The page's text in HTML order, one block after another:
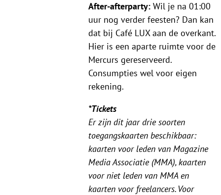
After-afterparty:Wil je na 01:00
uur nog verder feesten? Dan kan
dat bij Café LUX aan de overkant.
Hier is een aparte ruimte voor de
Mercurs gereserveerd.
Consumpties wel voor eigen
rekening.
*Tickets
Er zijn dit jaar drie soorten
toegangskaarten beschikbaar:
kaarten voor leden van Magazine
Media Associatie (MMA), kaarten
voor niet leden van MMA en
kaarten voor freelancers. Voor